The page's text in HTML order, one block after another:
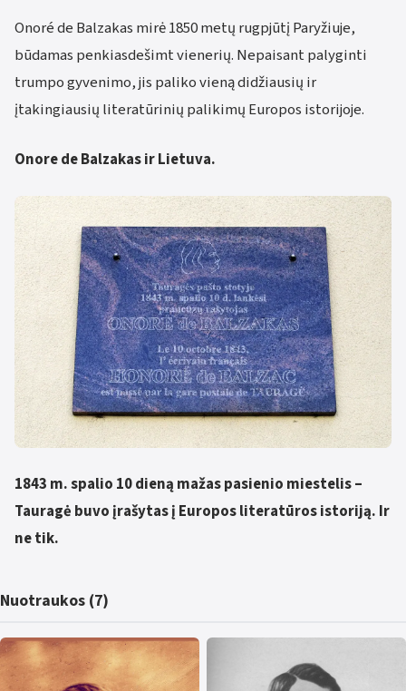
Onoré de Balzakas mirė 1850 metų rugpjūtį Paryžiuje,
būdamas penkiasdešimt vienerių. Nepaisant palyginti
trumpo gyvenimo, jis paliko vieną didžiausių ir
įtakingiausių literatūrinių palikimų Europos istorijoje.
Onore de Balzakas ir Lietuva.
1843 m. spalio 10 dieną mažas pasienio miestelis –
Tauragė buvo įrašytas į Europos literatūros istoriją. Ir
ne tik.
Nuotraukos (7)